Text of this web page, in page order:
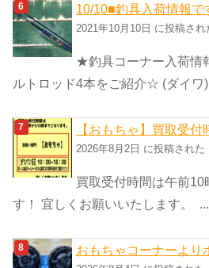
10/10■釣具入荷情報
2021年10月10日 に投稿され
★釣具コーナー入荷情
ルトロッド4本をご紹介☆ (ダイワ
【おもちゃ】買取受付
2026年8月2日 に投稿された
買取受付時間は午前10
す！ 宜しくお願いいたします。 ...
おもちゃコーナーより